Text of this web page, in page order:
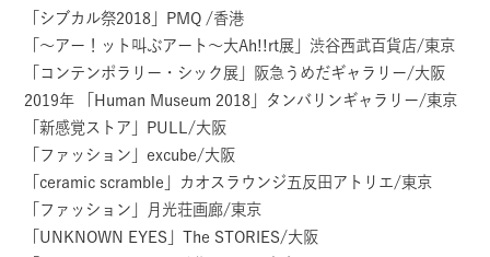
「シブカル祭2018」PMQ /香港
「〜アー！ット叫ぶアート〜大Ah!!rt展」渋谷西武百貨店/東京
「コンテンポラリー・シック展」阪急うめだギャラリー/大阪
2019年 「Human Museum 2018」タンバリンギャラリー/東京
「新感覚ストア」PULL/大阪
「ファッション」excube/大阪
「ceramic scramble」カオスラウンジ五反田アトリエ/東京
「ファッション」月光荘画廊/東京
「UNKNOWN EYES」The STORIES/大阪